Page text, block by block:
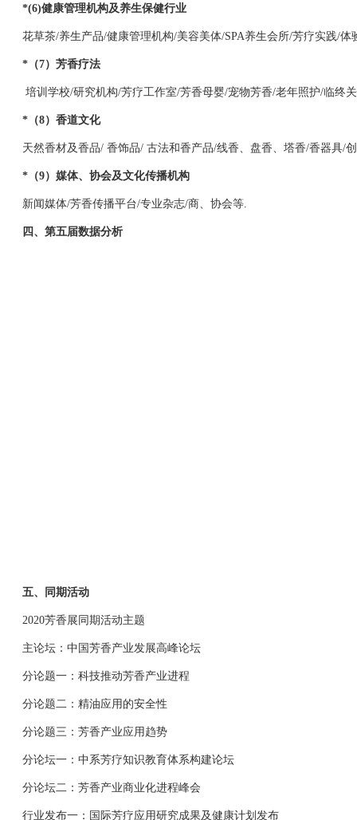
*(6)健康管理机构及养生保健行业
花草茶/养生产品/健康管理机构/美容美体/SPA养生会所/芳疗实践/体
*（7）芳香疗法
培训学校/研究机构/芳疗工作室/芳香母婴/宠物芳香/老年照护/临终
*（8）香道文化
天然香材及香品/ 香饰品/ 古法和香产品/线香、盘香、塔香/香器具/
*（9）媒体、协会及文化传播机构
新闻媒体/芳香传播平台/专业杂志/商、协会等.
四、第五届数据分析
五、同期活动
2020芳香展同期活动主题
主论坛：中国芳香产业发展高峰论坛
分论题一：科技推动芳香产业进程
分论题二：精油应用的安全性
分论题三：芳香产业应用趋势
分论坛一：中系芳疗知识教育体系构建论坛
分论坛二：芳香产业商业化进程峰会
行业发布一：国际芳疗应用研究成果及健康计划发布